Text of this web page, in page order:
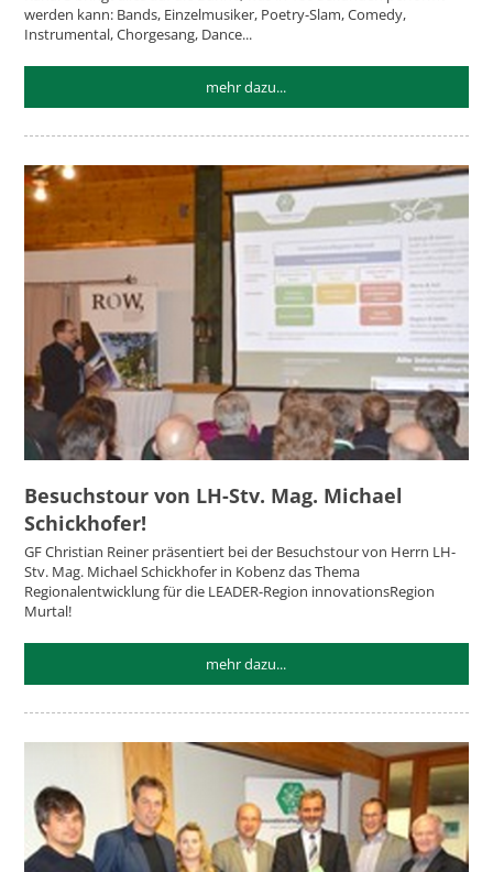
werden kann: Bands, Einzelmusiker, Poetry-Slam, Comedy,
Instrumental, Chorgesang, Dance...
mehr dazu...
Besuchstour von LH-Stv. Mag. Michael
Schickhofer!
GF Christian Reiner präsentiert bei der Besuchstour von Herrn LH-
Stv. Mag. Michael Schickhofer in Kobenz das Thema
Regionalentwicklung für die LEADER-Region innovationsRegion
Murtal!
mehr dazu...